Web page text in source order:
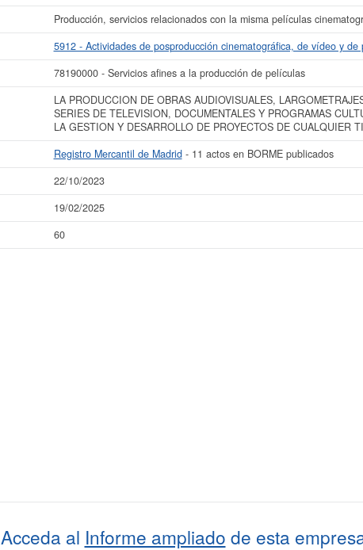
La última actualización del informe de empresa se ha realizado el 22/10/2023.
Producción, servicios relacionados con la misma películas
5912 - Actividades de posproducción cinematográfica, de vídeo y de
78190000 - Servicios afines a la producción de películas
LA PRODUCCION DE OBRAS AUDIOVISUALES,
SERIES DE TELEVISION, DOCUMENTALES Y PROGRAMAS
LA GESTION Y DESARROLLO DE PROYECTOS DE CUALQUIER
Registro Mercantil de Madrid- 11 actos en BORME publicados
22/10/2023
19/02/2025
60
Acceda al Informe ampliado de esta